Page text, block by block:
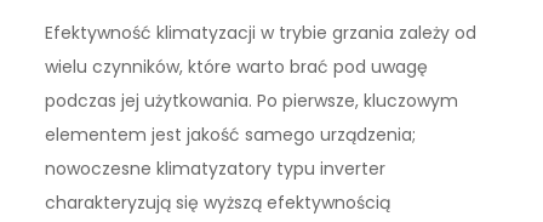
Efektywność klimatyzacji w trybie grzania zależy od
wielu czynników, które warto brać pod uwagę
podczas jej użytkowania. Po pierwsze, kluczowym
elementem jest jakość samego urządzenia;
nowoczesne klimatyzatory typu inverter
charakteryzują się wyższą efektywnością